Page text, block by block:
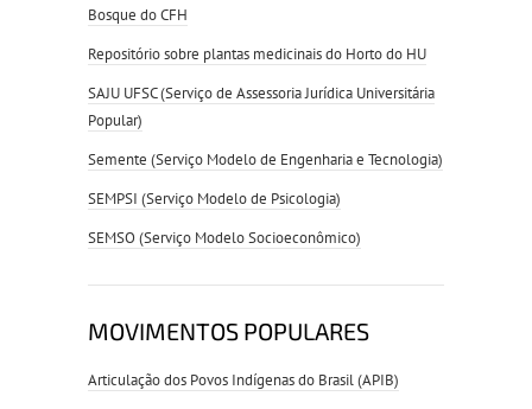
Bosque do CFH
Repositório sobre plantas medicinais do Horto do HU
SAJU UFSC (Serviço de Assessoria Jurídica Universitária
Popular)
Semente (Serviço Modelo de Engenharia e Tecnologia)
SEMPSI (Serviço Modelo de Psicologia)
SEMSO (Serviço Modelo Socioeconômico)
MOVIMENTOS POPULARES
Articulação dos Povos Indígenas do Brasil (APIB)